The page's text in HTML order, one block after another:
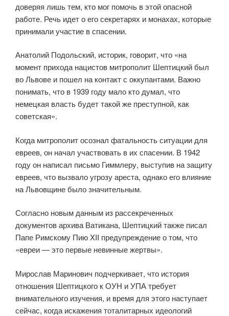
доверяя лишь тем, кто мог помочь в этой опасной
работе. Речь идет о его секретарях и монахах, которые
принимали участие в спасении.
Анатолий Подольский, историк, говорит, что «на
момент прихода нацистов митрополит Шептицкий был
во Львове и пошел на контакт с оккупантами. Важно
понимать, что в 1939 году мало кто думал, что
немецкая власть будет такой же преступной, как
советская».
Когда митрополит осознал фатальность ситуации для
евреев, он начал участвовать в их спасении. В 1942
году он написал письмо Гиммлеру, выступив на защиту
евреев, что вызвало угрозу ареста, однако его влияние
на Львовщине было значительным.
Согласно новым данным из рассекреченных
документов архива Ватикана, Шептицкий также писал
Папе Римскому Пию XII предупреждение о том, что
«евреи — это первые невинные жертвы».
Мирослав Маринович подчеркивает, что история
отношения Шептицкого к ОУН и УПА требует
внимательного изучения, и время для этого наступает
сейчас, когда искажения тоталитарных идеологий